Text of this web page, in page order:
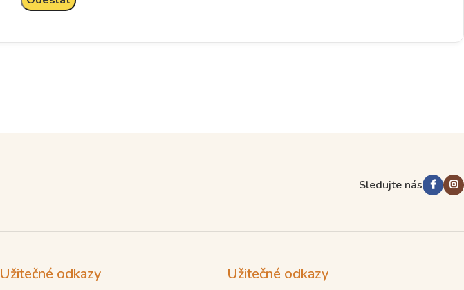
Sledujte nás
Užitečné odkazy Užitečné odkazy